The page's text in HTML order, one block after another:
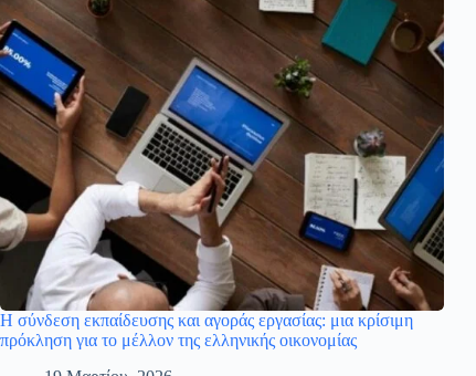
Η σύνδεση εκπαίδευσης και αγοράς εργασίας: μια κρίσιμη
πρόκληση για το μέλλον της ελληνικής οικονομίας